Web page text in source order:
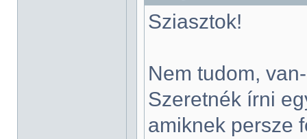
Sziasztok!
Nem tudom,
Szeretnék írni
amiknek persze